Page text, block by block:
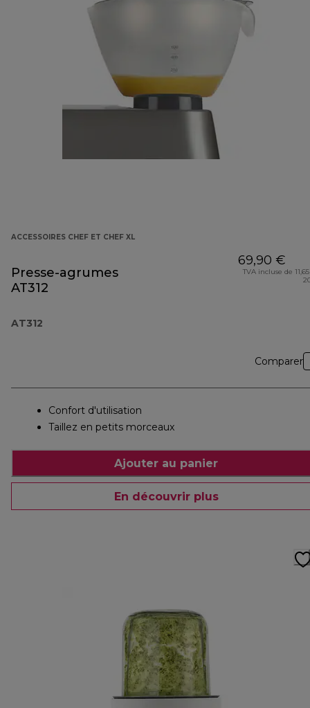
ACCESSOIRES CHEF ET CHEF XL
Presse-agrumes
AT312
AT312
69,90 €
TVA incluse de
Comparer
Confort d'utilisation
Taillez en petits morceaux
Ajouter au panier
En découvrir plus